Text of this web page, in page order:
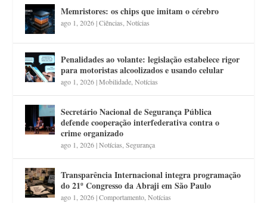
Memristores: os chips que imitam o cérebro
ago 1, 2026|Ciências,Notícias
Penalidades ao volante: legislação estabelece rigor
para motoristas alcoolizados e usando celular
ago 1, 2026|Mobilidade,Notícias
Secretário Nacional de Segurança Pública
defende cooperação interfederativa contra o
crime organizado
ago 1, 2026|Notícias,Segurança
Transparência Internacional integra programação
do 21º Congresso da Abraji em São Paulo
ago 1, 2026|Comportamento,Notícias